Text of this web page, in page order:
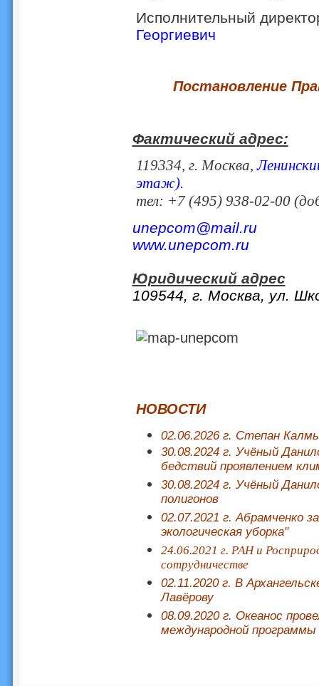
Исполнительный
Георгиевич
Постановление
Фактический адрес:
119334, г. Москва,
этаж).
тел: +7 (495) 938-02-00
unepcom@mail.ru
www.unepcom.ru
Юридический адрес
109544, г. Москва, ул.
НОВОСТИ
02.06.2026 г. Степан
30.08.2024 г. Учёный
бедствий проявлением
30.08.2024 г. Учёный
полигонов
02.07.2021 г. Абрамченко
экологическая уборка"
24.06.2021 г. РАН и
сотрудничестве
02.11.2020 г. В
Лавёрову
08.09.2020 г. Океанос
международной программы